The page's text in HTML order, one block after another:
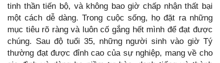
tinh thần tiến bộ, và không bao giờ chấp nhận thất bại
một cách dễ dàng. Trong cuộc sống, họ đặt ra những
mục tiêu rõ ràng và luôn cố gắng hết mình để đạt được
chúng. Sau độ tuổi 35, những người sinh vào giờ Tý
thường đạt được đỉnh cao của sự nghiệp, mang về cho